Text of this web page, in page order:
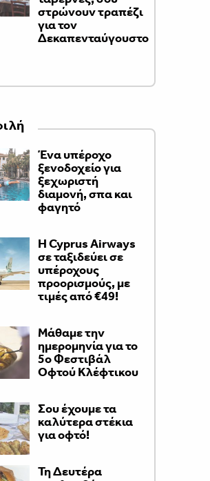
στρώνουν τραπέζι
για τον
Δεκαπενταύγουστο
Ένα υπέροχο
ξενοδοχείο για
ξεχωριστή
διαμονή, σπα και
φαγητό
H Cyprus Airways
σε ταξιδεύει σε
υπέροχους
προορισμούς, με
τιμές από €49!
Μάθαμε την
ημερομηνία για το
5ο Φεστιβάλ
Οφτού Κλέφτικου
Σου έχουμε τα
καλύτερα στέκια
για οφτό!
Τη Δευτέρα